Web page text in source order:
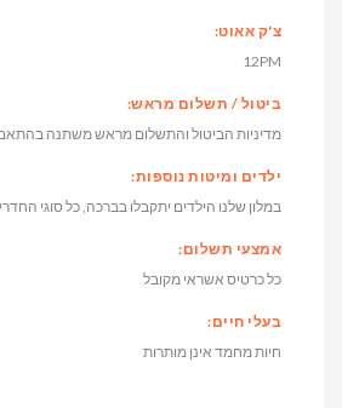
צ'ק אאוט:
12PM
ביטול / תשלום מראש:
מדיניות הביטול והתשלום מראש משתנה
ילדים ומיטות נוספות:
במלון שלנו הילדים יתקבלו בברכה, כל סוגי
אמצעי תשלום:
כל כרטיס אשראי מקובל
בעלי חיים:
חיות מחמד אינן מותרות